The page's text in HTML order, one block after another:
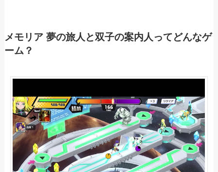
メモリア 夢の旅人と双子の案内人ってどんなゲ
ーム？